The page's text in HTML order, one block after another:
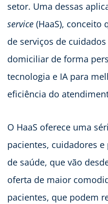
setor. Uma dessas
service (HaaS), conceito
de serviços de
domiciliar de forma
tecnologia e IA para
eficiência do
O HaaS oferece uma
pacientes, cuidadores
de saúde, que vão
oferta de maior
pacientes, que podem